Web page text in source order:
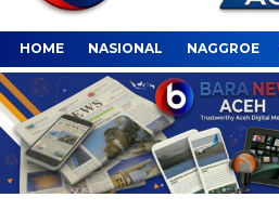
HOME NASIONAL NAGGROE